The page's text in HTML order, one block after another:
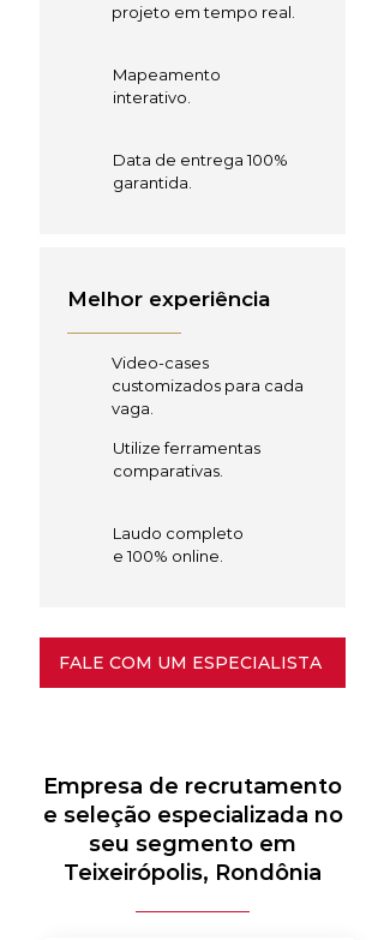
projeto em tempo real.
Mapeamento
interativo.
Data de entrega 100%
garantida.
Melhor experiência
Video-cases
customizados para cada
vaga.
Utilize ferramentas
comparativas.
Laudo completo
e 100% online.
FALE COM UM ESPECIALISTA
Empresa de recrutamento
e seleção especializada no
seu segmento em
Teixeirópolis, Rondônia